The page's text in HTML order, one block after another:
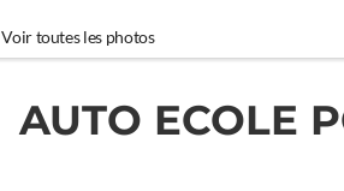
Voir toutes les photos
AUTO ECOLE